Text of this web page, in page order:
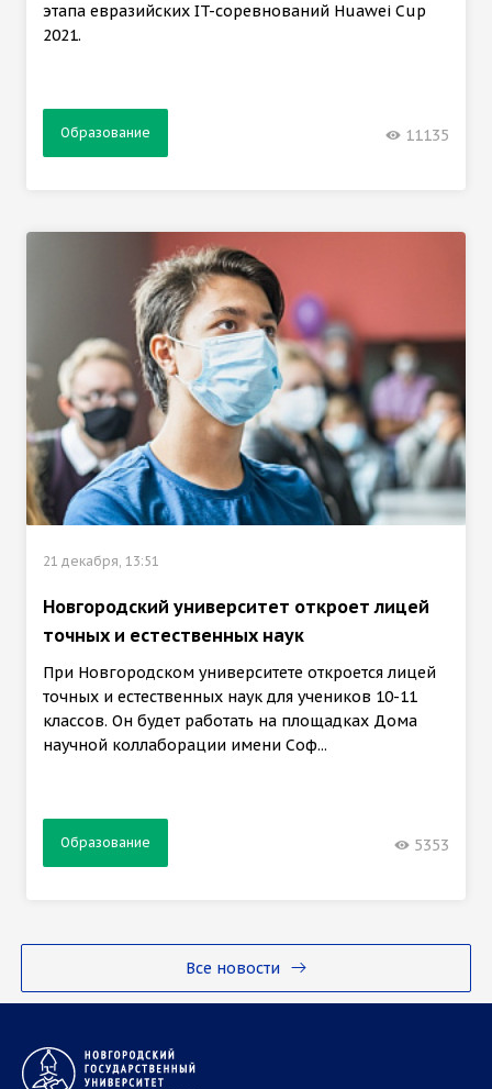
Все новости
этапа евразийских IT-соревнований Huawei Cup
2021.
Образование 11135
21 декабря, 13:51
Новгородский университет откроет лицей
точных и естественных наук
При Новгородском университете откроется лицей
точных и естественных наук для учеников 10-11
классов. Он будет работать на площадках Дома
научной коллаборации имени Соф...
Образование 5353